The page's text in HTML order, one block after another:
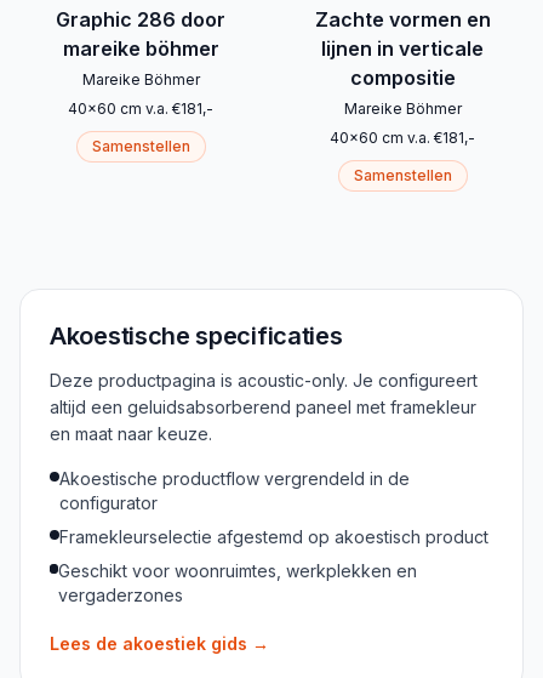
Graphic 286 door
mareike böhmer
Mareike Böhmer
40x60 cm v.a. €181,-
Samenstellen
Zachte vormen en
lijnen in verticale
compositie
Mareike Böhmer
40x60 cm v.a. €181,-
Samenstellen
Akoestische specificaties
Deze productpagina is acoustic-only. Je configureert
altijd een geluidsabsorberend paneel met framekleur
en maat naar keuze.
Akoestische productflow vergrendeld in de
configurator
Framekleurselectie afgestemd op akoestisch product
Geschikt voor woonruimtes, werkplekken en
vergaderzones
Lees de akoestiek gids →